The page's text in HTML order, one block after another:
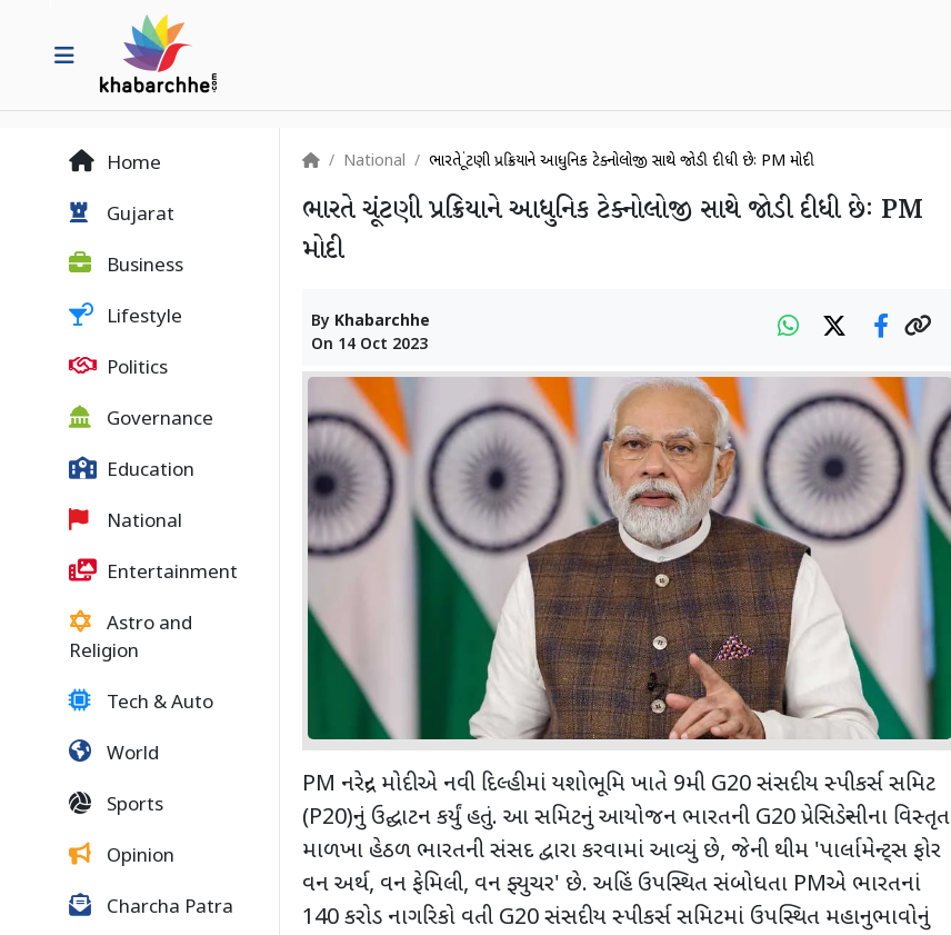
Home
Gujarat
Business
Lifestyle
Politics
Governance
Education
National
Entertainment
Astro and
Religion
Tech & Auto
World
Sports
Opinion
Charcha Patra
National ભારતે ચૂંટણી પ્રક્રિયાને આધુનિક ટેક્નોલોજી સાથે જોડી દીધી છેઃ PM મોદી
ભારતે ચૂંટણી પ્રક્રિયાને આધુનિક ટેક્નોલોજી સાથે જોડી દીધી છેઃ PM
મોદી
By Khabarchhe
On 14 Oct 2023
PM નરેન્દ્ર મોદીએ નવી દિલ્હીમાં યશોભૂમિ ખાતે 9મી G20 સંસદીય સ્પીકર્સ સમિટ
(P20)નું ઉદ્ઘાટન કર્યું હતું. આ સમિટનું આયોજન ભારતની G20 પ્રેસિડેન્સીના વિસ્તૃત
માળખા હેઠળ ભારતની સંસદ દ્વારા કરવામાં આવ્યું છે, જેની થીમ 'પાર્લામેન્ટ્સ ફોર
વન અર્થ, વન ફેમિલી, વન ફ્યુચર' છે. અહિં ઉપસ્થિત સંબોધતા PMએ ભારતનાં
140 કરોડ નાગરિકો વતી G20 સંસદીય સ્પીકર્સ સમિટમાં ઉપસ્થિત મહાનુભાવોનું